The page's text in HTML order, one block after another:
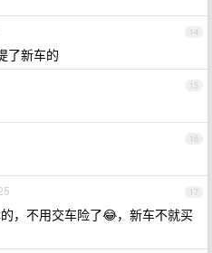
14
了新车的
15
16
17
，不用交车险了😂，新车不就买